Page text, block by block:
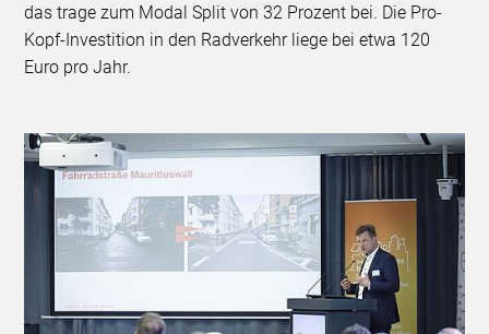
das trage zum Modal Split von 32 Prozent bei. Die Pro-
Kopf-Investition in den Radverkehr liege bei etwa 120
Euro pro Jahr.